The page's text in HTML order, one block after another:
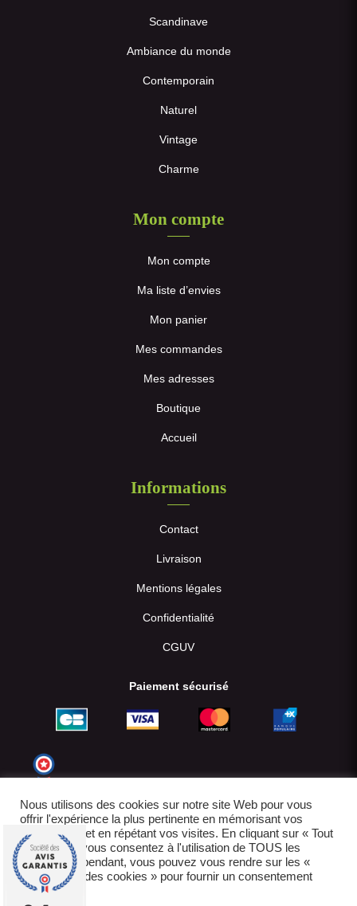
Scandinave
Ambiance du monde
Contemporain
Naturel
Vintage
Charme
Mon compte
Mon compte
Ma liste d’envies
Mon panier
Mes commandes
Mes adresses
Boutique
Accueil
Informations
Contact
Livraison
Mentions légales
Confidentialité
CGUV
Paiement sécurisé
Nous utilisons des cookies sur notre site Web pour vous
offrir l'expérience la plus pertinente en mémorisant vos
préférences et en répétant vos visites. En cliquant sur « Tout
accepter », vous consentez à l'utilisation de TOUS les
cookies. Cependant, vous pouvez vous rendre sur les «
Paramètres des cookies » pour fournir un consentement
contrôlé.